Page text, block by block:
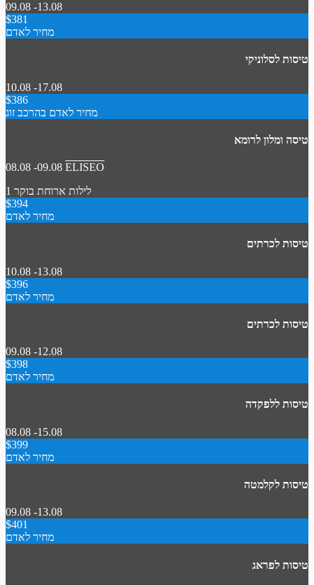
09.08 -13.08
$381
מחיר לאדם
טיסות לסלוניקי
10.08 -17.08
$386
מחיר לאדם בהרכב זוג
טיסה ומלון לרומא
08.08 -09.08 ELISEO
1 לילות ארוחת בוקר
$394
מחיר לאדם
טיסות לכרתים
10.08 -13.08
$396
מחיר לאדם
טיסות לכרתים
09.08 -12.08
$398
מחיר לאדם
טיסות ללפקדה
08.08 -15.08
$399
מחיר לאדם
טיסות לקלמטה
09.08 -13.08
$401
מחיר לאדם
טיסות לפראג